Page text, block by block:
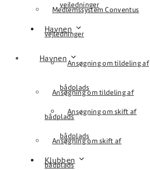
vejledninger
Havnen
Ansøgning om tildeling af
bådplads
Ansøgning om skift af
bådplads
Klubben
Medlemssystem Conventus
vejledninger
Havnen
Ansøgning om tildeling af
bådplads
Ansøgning om skift af
bådplads